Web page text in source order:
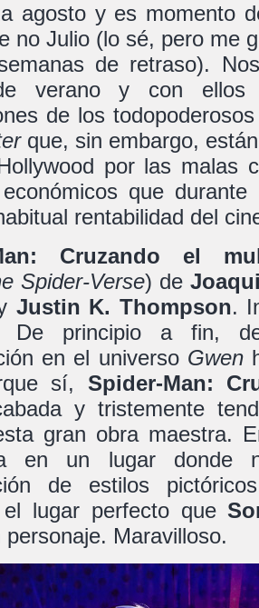
agosto y es momento
no Julio (lo sé, pero me
de retraso).
verano y con ellos
de los
que, sin embargo,
por las malas
que
rentabilidad del
Cruzando el
Spider-Verse) de
Justin K. Thompson.
De principio a fin,
en el universo Gwen
sí, Spider-Man:
y tristemente
gran obra maestra.
en un lugar donde
de estilos
el lugar perfecto que
personaje. Maravilloso.